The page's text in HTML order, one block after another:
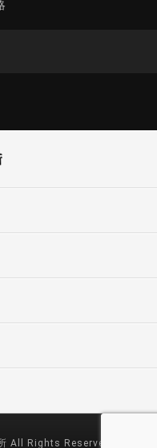
All Rights Reserved.